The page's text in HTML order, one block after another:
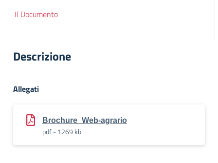
Il Documento
Descrizione
Allegati
Brochure_Web-agrario
pdf - 1269 kb